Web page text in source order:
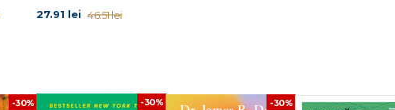
27.91 lei 46.51 lei
-30% -30% -30%